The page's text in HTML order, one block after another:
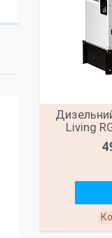
Living